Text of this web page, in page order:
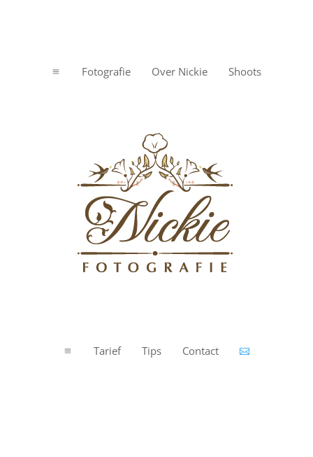
a Fotografie Over Nickie Shoots
a Tarief Tips Contact 